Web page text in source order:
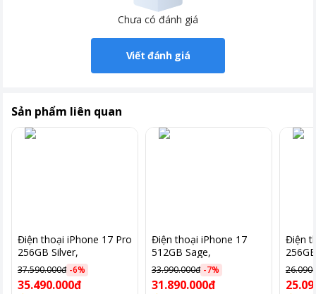
Chưa có đánh giá
Viết đánh giá
Sản phẩm liên quan
Điện thoại iPhone 17 Pro
256GB Silver,
MG8G4ZP/A
37.590.000đ -6%
35.490.000đ
Điện thoại iPhone 17
512GB Sage,
MG6V4ZP/A
33.990.000đ -7%
31.890.000đ
Điện